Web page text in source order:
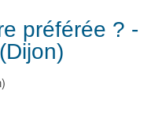
préférée ? -